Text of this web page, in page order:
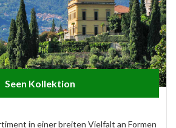
Seen Kollektion
in einer breiten Vielfalt an Formen